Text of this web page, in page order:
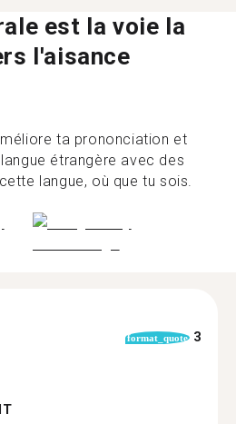
est la voie la
l'aisance
ta prononciation et
étrangère avec des
langue, où que tu sois.
format_quote 3